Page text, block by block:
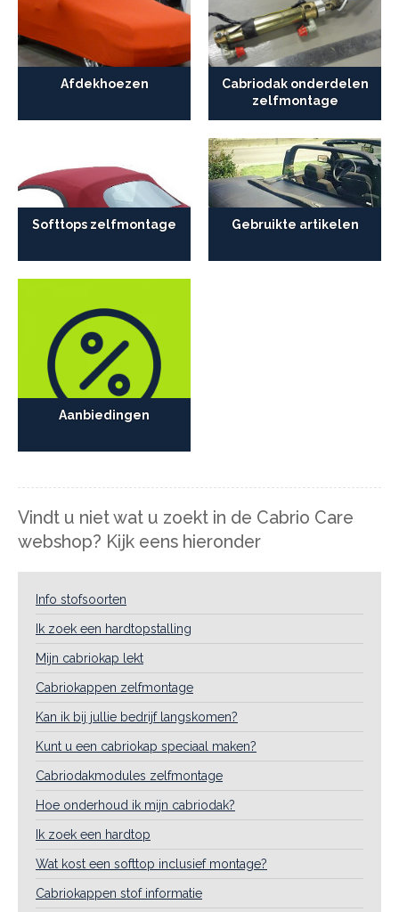
Afdekhoezen
Cabriodak onderdelen
zelfmontage
Softtops zelfmontage Gebruikte artikelen
Aanbiedingen
Vindt u niet wat u zoekt in de Cabrio Care
webshop? Kijk eens hieronder
Info stofsoorten
Ik zoek een hardtopstalling
Mijn cabriokap lekt
Cabriokappen zelfmontage
Kan ik bij jullie bedrijf langskomen?
Kunt u een cabriokap speciaal maken?
Cabriodakmodules zelfmontage
Hoe onderhoud ik mijn cabriodak?
Ik zoek een hardtop
Wat kost een softtop inclusief montage?
Cabriokappen stof informatie